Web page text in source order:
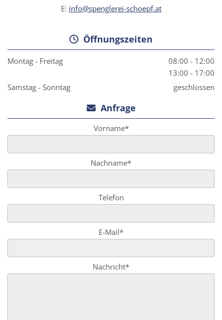
E: info@spenglerei-schoepf.at
Öffnungszeiten
Montag - Freitag
08:00 - 12:00
13:00 - 17:00
Samstag - Sonntag
geschlossen
Anfrage
Vorname*
Nachname*
Telefon
E-Mail*
Nachricht*